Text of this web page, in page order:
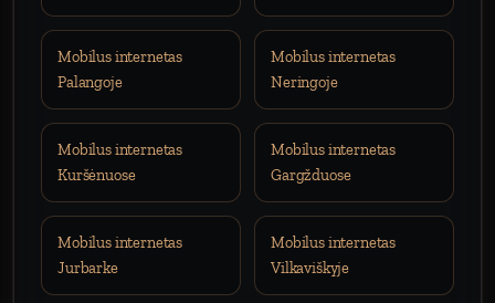
Mobilus internetas
Palangoje
Mobilus internetas
Neringoje
Mobilus internetas
Kuršėnuose
Mobilus internetas
Gargžduose
Mobilus internetas
Jurbarke
Mobilus internetas
Vilkaviškyje